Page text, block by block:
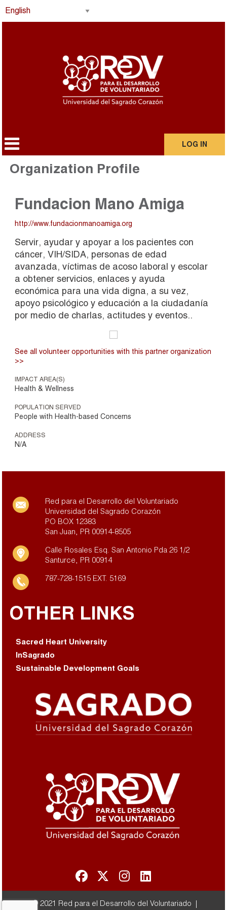
LOG IN
Organization Profile
Fundacion Mano Amiga
http://www.fundacionmanoamiga.org
Servir, ayudar y apoyar a los pacientes con
cáncer, VIH/SIDA, personas de edad
avanzada, víctimas de acoso laboral y escolar
a obtener servicios, enlaces y ayuda
económica para una vida digna, a su vez,
apoyo psicológico y educación a la ciudadanía
por medio de charlas, actitudes y eventos..
See all volunteer opportunities with this partner organization
>>
IMPACT AREA(S)
Health & Wellness
POPULATION SERVED
People with Health-based Concerns
ADDRESS
N/A
Red para el Desarrollo del Voluntariado
Universidad del Sagrado Corazón
PO BOX 12383
San Juan, PR 00914-8505
Calle Rosales Esq. San Antonio Pda 26 1/2
Santurce, PR 00914
787-728-1515 EXT. 5169
OTHER LINKS
Sacred Heart University
InSagrado
Sustainable Development Goals
© 2021 Red para el Desarrollo del Voluntariado |